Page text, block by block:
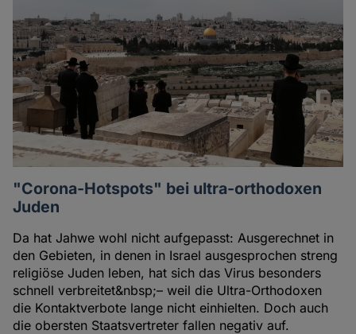
"Corona-Hotspots" bei ultra-orthodoxen
Juden
Da hat Jahwe wohl nicht aufgepasst: Ausgerechnet in
den Gebieten, in denen in Israel ausgesprochen streng
religiöse Juden leben, hat sich das Virus besonders
schnell verbreitet&nbsp;– weil die Ultra-Orthodoxen
die Kontaktverbote lange nicht einhielten. Doch auch
die obersten Staatsvertreter fallen negativ auf.